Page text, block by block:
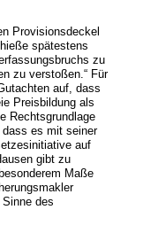
Provisionsdeckel
spätestens
zu
zu verstoßen.“ Für
auf, dass
Preisbildung als
Rechtsgrundlage
es mit seiner
auf
gibt zu
Maße
des